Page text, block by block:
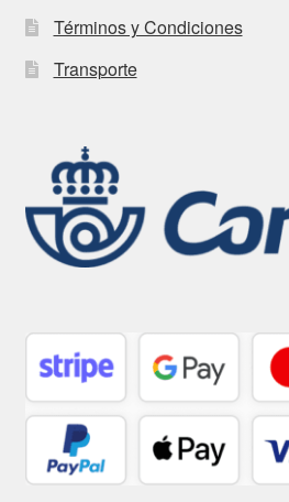
Términos y Condiciones
Transporte